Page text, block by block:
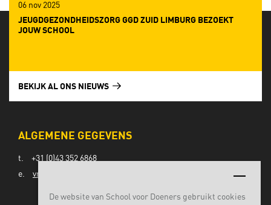
De website van School voor Doeners gebruikt cookies
06 nov 2025
JEUGDGEZONDHEIDSZORG GGD ZUID LIMBURG BEZOEKT
JOUW SCHOOL
BEKIJK AL ONS NIEUWS
ALGEMENE GEGEVENS
t.
+31 (0)43 352 6868
e.
vmbo@lvomaastricht.nl